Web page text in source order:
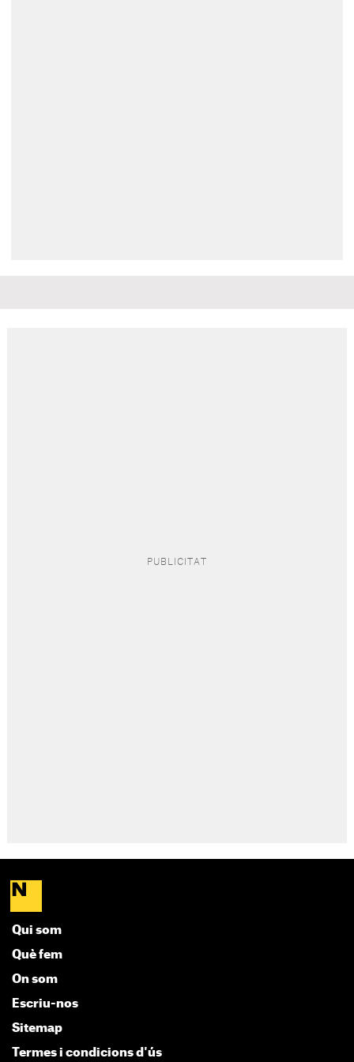
Qui som
Què fem
On som
Escriu-nos
Sitemap
Termes i condicions d'ús